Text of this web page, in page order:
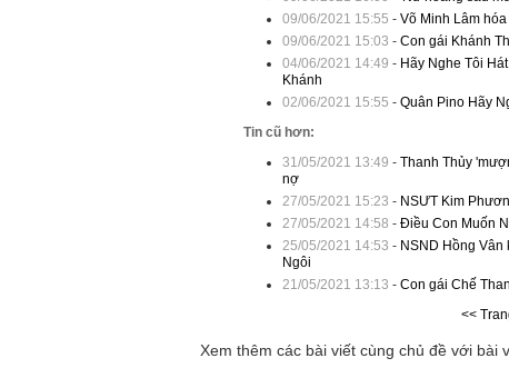
09/06/2021 15:55 - Võ Minh Lâm
09/06/2021 15:03 - Con gái Khánh
04/06/2021 14:49 - Hãy Nghe Tôi
Khánh
02/06/2021 15:55 - Quân Pino Hãy
Tin cũ hơn:
31/05/2021 13:49 - Thanh Thủy
nợ
27/05/2021 15:23 - NSƯT Kim
27/05/2021 14:58 - Điều Con Muốn
25/05/2021 14:53 - NSND Hồng
Ngôi
21/05/2021 13:13 - Con gái Chế
<<
Xem thêm các bài viết cùng chủ đề với bài